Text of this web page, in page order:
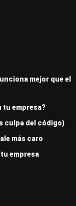
mejor que el
tu empresa?
culpa del código)
más caro
empresa